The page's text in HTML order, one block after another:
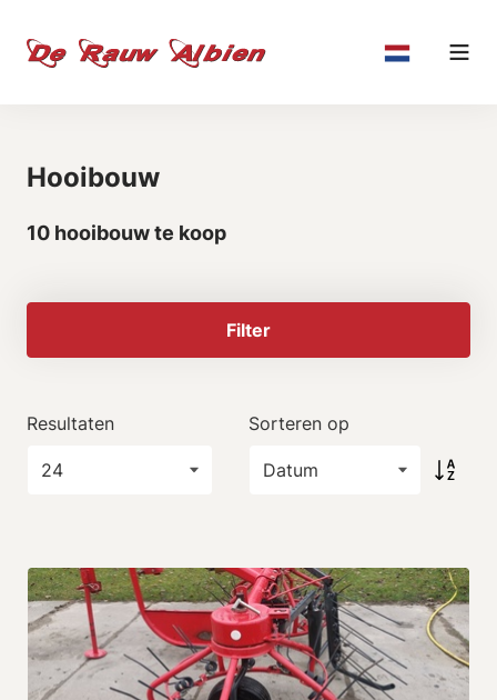
Hooibouw
10 hooibouw te koop
Filter
Resultaten Sorteren op